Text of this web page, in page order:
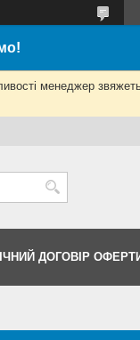
менеджер
ДОГОВІР